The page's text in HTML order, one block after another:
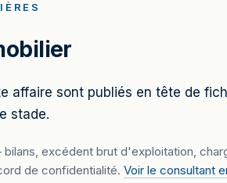
affaire sont publiés en tête de
stade.
excédent brut d'exploitation,
de confidentialité. Voir le consultant